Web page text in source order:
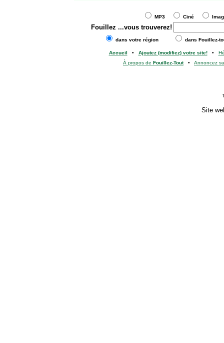
MP3 Ciné
Fouillez ...vous trouverez!
dans votre région dans Fouillez-
Accueil • Ajoutez (modifiez) votre site!•
À propos de Fouillez-Tout• Annoncez
Site